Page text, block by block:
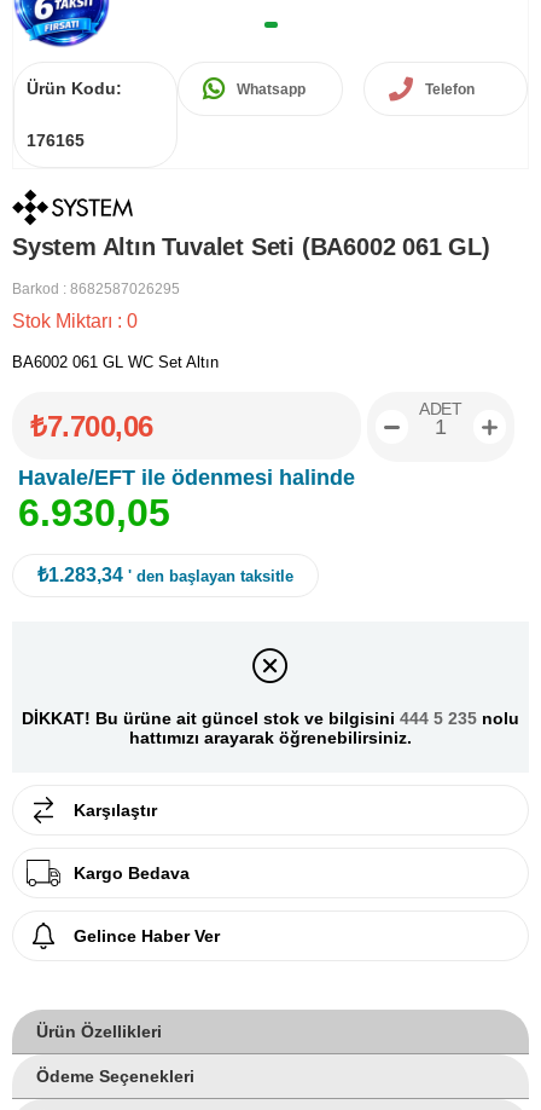
Ürün Kodu:
176165
Whatsapp Telefon
System Altın Tuvalet Seti (BA6002 061 GL)
Barkod : 8682587026295
Stok Miktarı : 0
BA6002 061 GL WC Set Altın
₺7.700,06
Havale/EFT ile ödenmesi halinde
6.930,05
ADET
₺1.283,34 ' den başlayan taksitle
DİKKAT! Bu ürüne ait güncel stok ve bilgisini 444 5 235 nolu
hattımızı arayarak öğrenebilirsiniz.
Karşılaştır
Kargo Bedava
Gelince Haber Ver
Ürün Özellikleri
Ödeme Seçenekleri